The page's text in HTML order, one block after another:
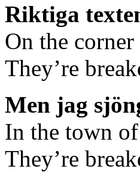
Riktiga
On the
They’re
Men jag
In the town
They’re